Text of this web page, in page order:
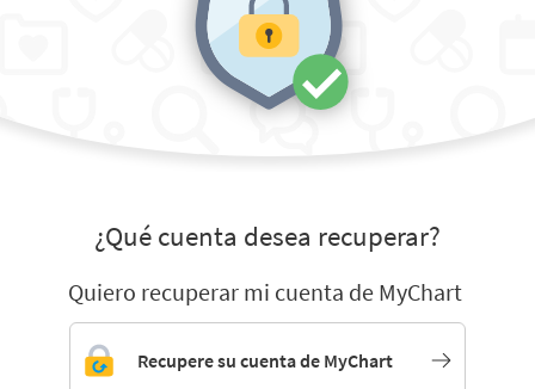
¿Qué cuenta desea recuperar?
Quiero recuperar mi cuenta de MyChart
Recupere su cuenta de MyChart